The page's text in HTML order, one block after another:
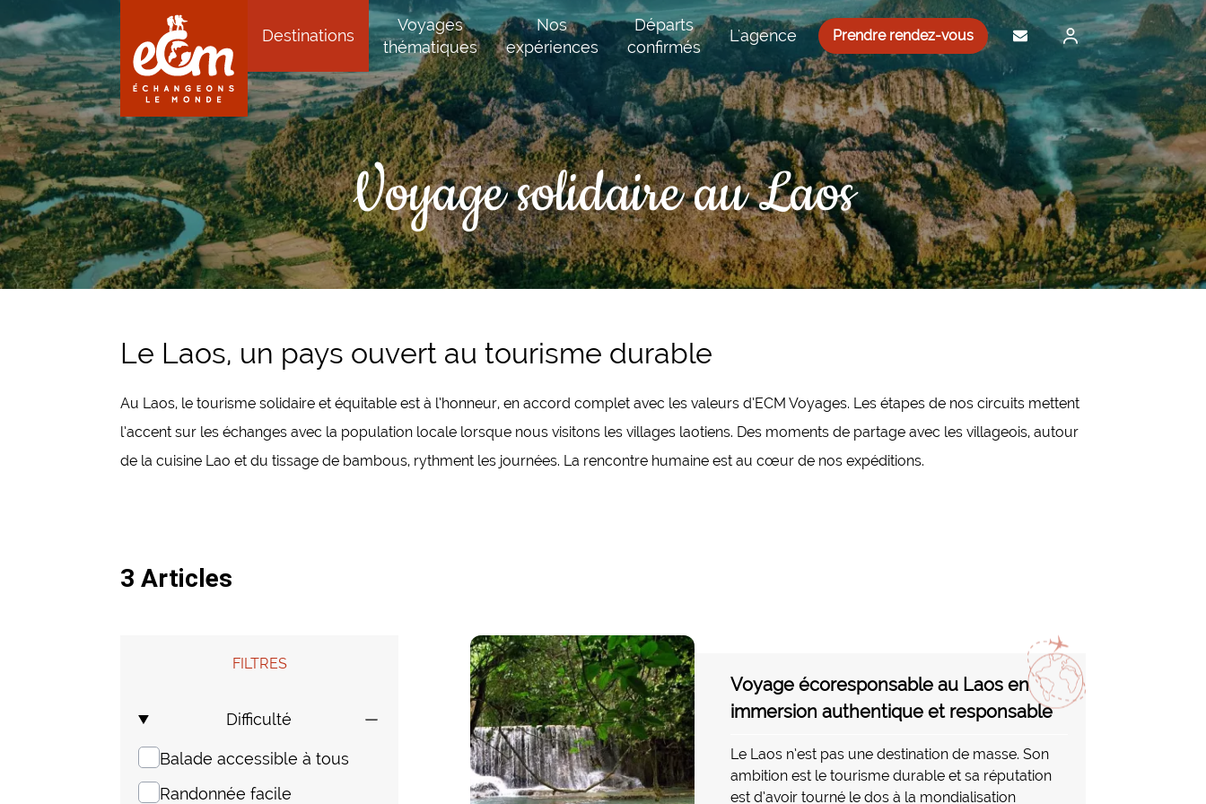
Aller au contenu
Aller à la navigation principale
Destinations
Voyages
thématiques
Nos
expériences
Départs
confirmés
L'agence Prendre rendez-vous
Voyage solidaire au Laos
Le Laos, un pays ouvert au tourisme durable
Au Laos, le tourisme solidaire et équitable est à l’honneur, en accord complet avec les valeurs d’ECM Voyages. Les étapes de nos circuits mettent
l’accent sur les échanges avec la population locale lorsque nous visitons les villages laotiens. Des moments de partage avec les villageois, autour
de la cuisine Lao et du tissage de bambous, rythment les journées. La rencontre humaine est au cœur de nos expéditions.
3 Articles
FILTRES
Difficulté
Balade accessible à tous
Randonnée facile
Voyage écoresponsable au Laos en
immersion authentique et responsable
Le Laos n’est pas une destination de masse. Son
ambition est le tourisme durable et sa réputation
est d’avoir tourné le dos à la mondialisation